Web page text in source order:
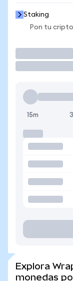
Staking
Pon tu
15m
Explora
monedas